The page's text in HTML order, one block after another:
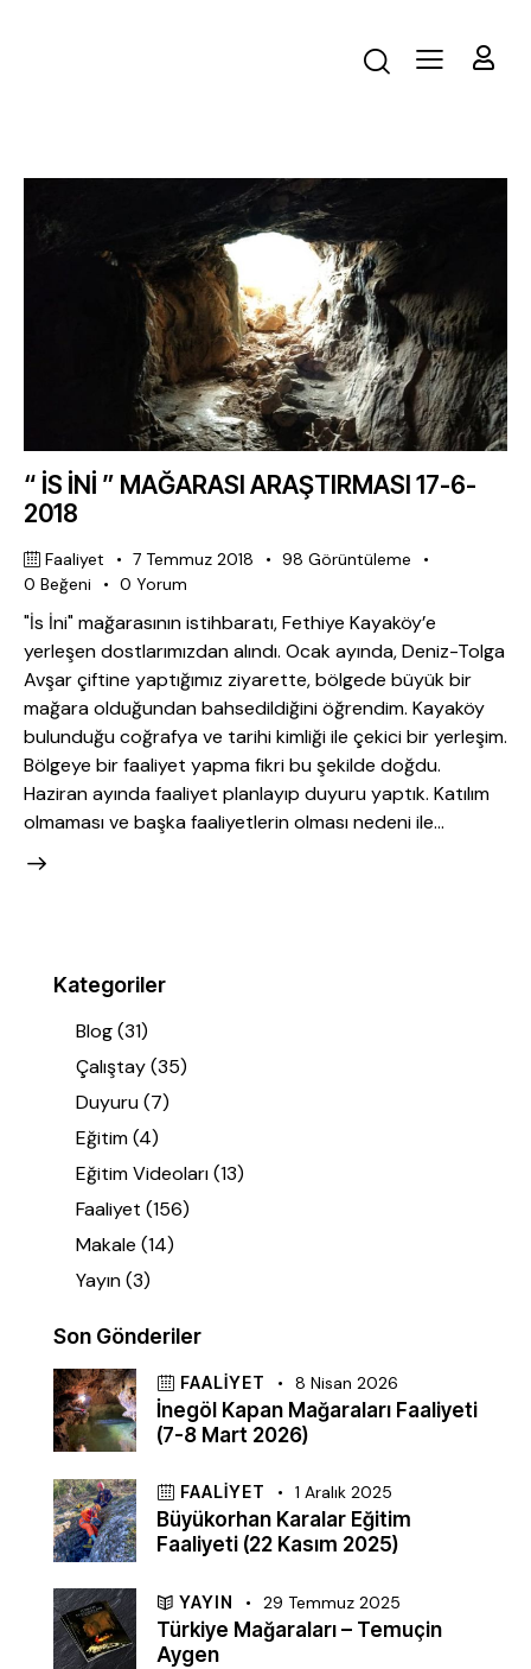
“ İS İNİ ” MAĞARASI ARAŞTIRMASI 17-6-
2018
Faaliyet 7 Temmuz 2018 98 Görüntüleme
0 Beğeni 0 Yorum
"İs İni" mağarasının istihbaratı, Fethiye Kayaköy’e
yerleşen dostlarımızdan alındı. Ocak ayında, Deniz-Tolga
Avşar çiftine yaptığımız ziyarette, bölgede büyük bir
mağara olduğundan bahsedildiğini öğrendim. Kayaköy
bulunduğu coğrafya ve tarihi kimliği ile çekici bir yerleşim.
Bölgeye bir faaliyet yapma fikri bu şekilde doğdu.
Haziran ayında faaliyet planlayıp duyuru yaptık. Katılım
olmaması ve başka faaliyetlerin olması nedeni ile…
Kategoriler
Blog(31)
Çalıştay(35)
Duyuru(7)
Eğitim(4)
Eğitim Videoları(13)
Faaliyet (156)
Makale (14)
Yayın(3)
Son Gönderiler
FAALIYET 8 Nisan 2026
İnegöl Kapan Mağaraları Faaliyeti
(7-8 Mart 2026)
FAALIYET 1 Aralık 2025
Büyükorhan Karalar Eğitim
Faaliyeti (22 Kasım 2025)
YAYIN 29 Temmuz 2025
Türkiye Mağaraları – Temuçin
Aygen